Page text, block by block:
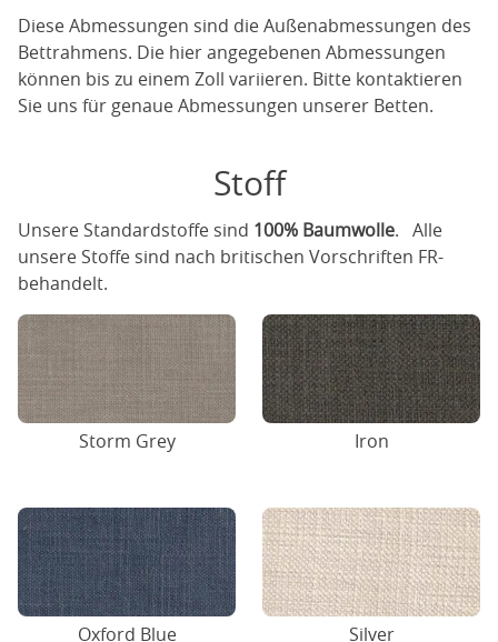
Diese Abmessungen sind die Außenabmessungen des
Bettrahmens. Die hier angegebenen Abmessungen
können bis zu einem Zoll variieren. Bitte kontaktieren
Sie uns für genaue Abmessungen unserer Betten.
Stoff
Unsere Standardstoffe sind 100% Baumwolle. Alle
unsere Stoffe sind nach britischen Vorschriften FR-
behandelt.
Storm Grey Iron
Oxford Blue Silver